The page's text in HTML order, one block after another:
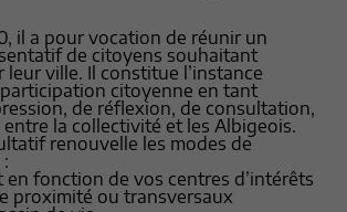
il a pour vocation de réunir un
de citoyens souhaitant
ville. Il constitue l’instance
citoyenne en tant
de réflexion, de consultation,
la collectivité et les Albigeois.
renouvelle les modes de
fonction de vos centres d’intérêts
proximité ou transversaux